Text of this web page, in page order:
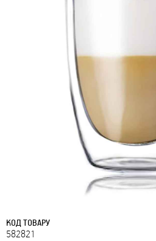
КОД ТОВАРУ
582821